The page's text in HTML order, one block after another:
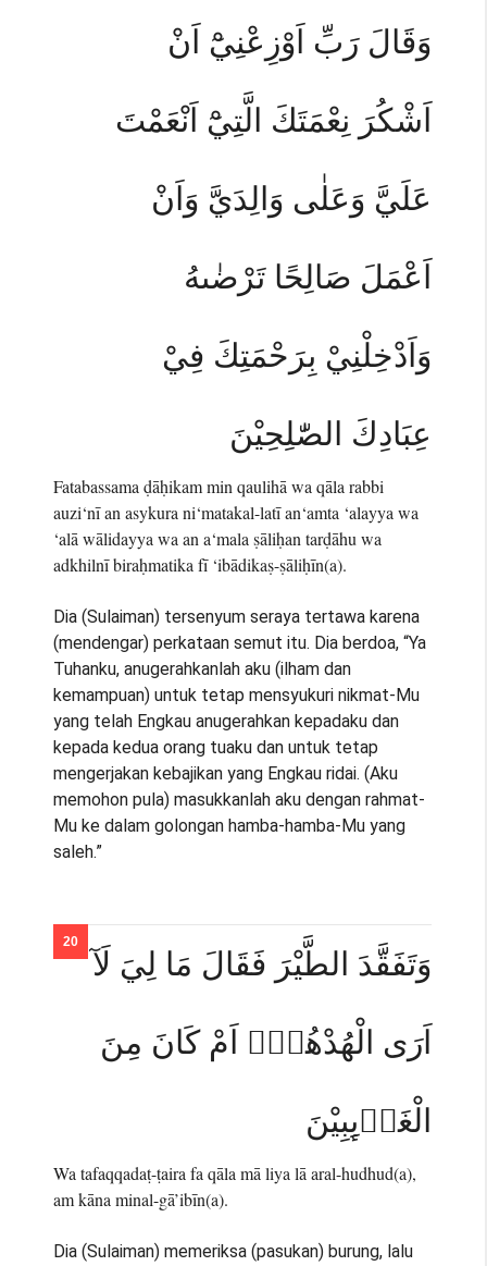
وَقَالَ رَبِّ اَوْزِعْنِيْٓ اَنْ
اَشْكُرَ نِعْمَتَكَ الَّتِيْٓ اَنْعَمْتَ
عَلَيَّ وَعَلٰى وَالِدَيَّ وَاَنْ
اَعْمَلَ صَالِحًا تَرْضٰىهُ
وَاَدْخِلْنِيْ بِرَحْمَتِكَ فِيْ
عِبَادِكَ الصّٰلِحِيْنَ
Fatabassama ḍāḥikam min qaulihā wa qāla rabbi
auzi‘nī an asykura ni‘matakal-latī an‘amta ‘alayya wa
‘alā wālidayya wa an a‘mala ṣāliḥan tarḍāhu wa
adkhilnī biraḥmatika fī ‘ibādikaṣ-ṣāliḥīn(a).
Dia (Sulaiman) tersenyum seraya tertawa karena
(mendengar) perkataan semut itu. Dia berdoa, “Ya
Tuhanku, anugerahkanlah aku (ilham dan
kemampuan) untuk tetap mensyukuri nikmat-Mu
yang telah Engkau anugerahkan kepadaku dan
kepada kedua orang tuaku dan untuk tetap
mengerjakan kebajikan yang Engkau ridai. (Aku
memohon pula) masukkanlah aku dengan rahmat-
Mu ke dalam golongan hamba-hamba-Mu yang
saleh.”
وَتَفَقَّدَ الطَّيْرَ فَقَالَ مَا لِيَ لَآ
اَرَى الْهُدْهُدَۖ اَمْ كَانَ مِنَ
الْغَاۤىِٕبِيْنَ
Wa tafaqqadaṭ-ṭaira fa qāla mā liya lā aral-hudhud(a),
am kāna minal-gā’ibīn(a).
Dia (Sulaiman) memeriksa (pasukan) burung, lalu